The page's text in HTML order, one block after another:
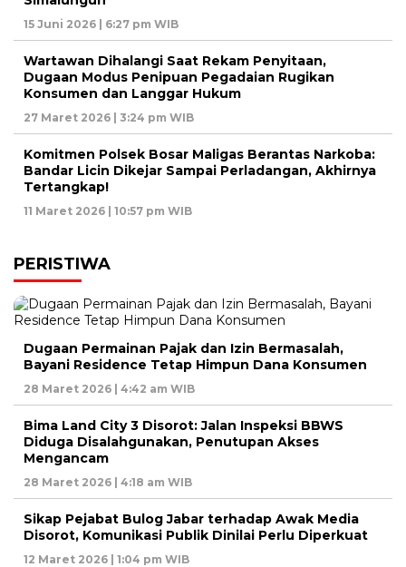
15 Juni 2026 | 6:27 pm WIB
Wartawan Dihalangi Saat Rekam Penyitaan,
Dugaan Modus Penipuan Pegadaian Rugikan
Konsumen dan Langgar Hukum
27 Maret 2026 | 3:24 pm WIB
Komitmen Polsek Bosar Maligas Berantas Narkoba:
Bandar Licin Dikejar Sampai Perladangan, Akhirnya
Tertangkap!
11 Maret 2026 | 10:57 pm WIB
PERISTIWA
Dugaan Permainan Pajak dan Izin Bermasalah,
Bayani Residence Tetap Himpun Dana Konsumen
28 Maret 2026 | 4:42 am WIB
Bima Land City 3 Disorot: Jalan Inspeksi BBWS
Diduga Disalahgunakan, Penutupan Akses
Mengancam
28 Maret 2026 | 4:18 am WIB
Sikap Pejabat Bulog Jabar terhadap Awak Media
Disorot, Komunikasi Publik Dinilai Perlu Diperkuat
12 Maret 2026 | 1:04 pm WIB